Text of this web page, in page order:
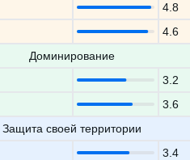
4.8
4.6
Доминирование
3.2
3.6
Защита своей территории
3.4